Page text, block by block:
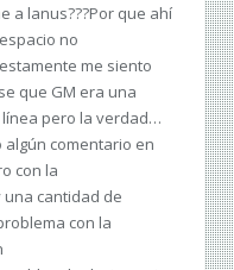
a lanus???Por que ahí
no
me siento
que GM era una
pero la verdad…
algún comentario en
con la
cantidad de
con la